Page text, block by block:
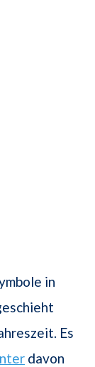
in
Es
davon